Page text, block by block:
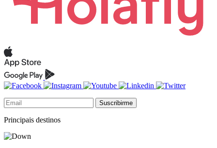
Suscribirme
Principais destinos